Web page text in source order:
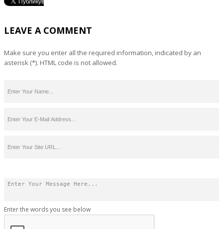
LEAVE A COMMENT
Make sure you enter all the required information, indicated by an
asterisk (*). HTML code is not allowed.
Enter the words you see below